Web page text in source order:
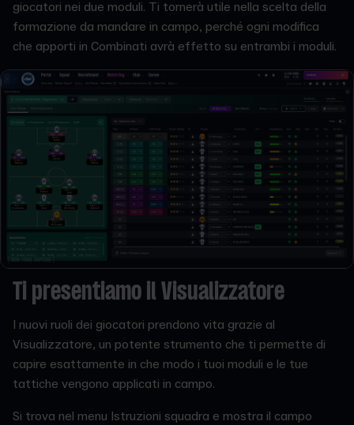
giocatori nei due moduli. Ti tornerà utile nella scelta della
formazione da mandare in campo, perché ogni modifica
che apporti in Combinati avrà effetto su entrambi i moduli.
Ti presentiamo il Visualizzatore
I nuovi ruoli dei giocatori prendono vita grazie al
Visualizzatore, un potente strumento che ti permette di
capire esattamente in che modo i tuoi moduli e le tue
tattiche vengono applicati in campo.
Si trova nel menu Istruzioni squadra e mostra il campo